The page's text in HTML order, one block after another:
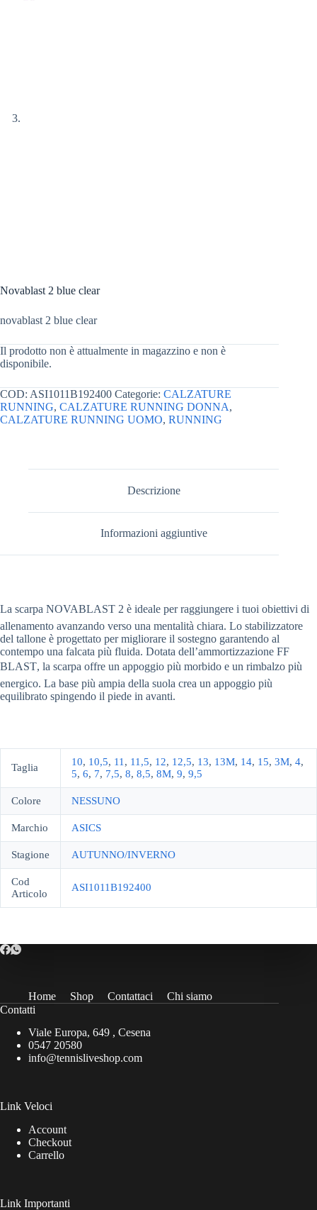
Novablast 2 blue clear
novablast 2 blue clear
Il prodotto non è attualmente in magazzino e non è
disponibile.
COD: ASI1011B192400 Categorie: CALZATURE
RUNNING, CALZATURE RUNNING DONNA,
CALZATURE RUNNING UOMO, RUNNING
Descrizione
Informazioni aggiuntive
La scarpa NOVABLAST 2 è ideale per raggiungere i tuoi obiettivi di
allenamento avanzando verso una mentalità chiara. Lo stabilizzatore
del tallone è progettato per migliorare il sostegno garantendo al
contempo una falcata più fluida. Dotata dell’ammortizzazione FF
BLAST, la scarpa offre un appoggio più morbido e un rimbalzo più
energico. La base più ampia della suola crea un appoggio più
equilibrato spingendo il piede in avanti.
Taglia 10, 10,5, 11 , 11,5, 12, 12,5, 13, 13M, 14, 15, 3M, 4,
5, 6, 7, 7,5, 8, 8,5, 8M, 9, 9,5
Colore NESSUNO
Marchio ASICS
Stagione AUTUNNO/INVERNO
Cod
Articolo
ASI1011B192400
Home Shop Contattaci
Chi siamo
Contatti
Viale Europa, 649 , Cesena
0547 20580
info@tennisliveshop.com
Link Veloci
Account
Checkout
Carrello
Link Importanti